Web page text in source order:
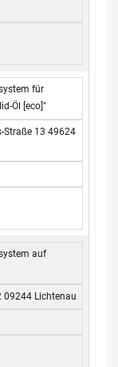
für
Öl [eco]"
Straße 13 49624
auf
09244 Lichtenau